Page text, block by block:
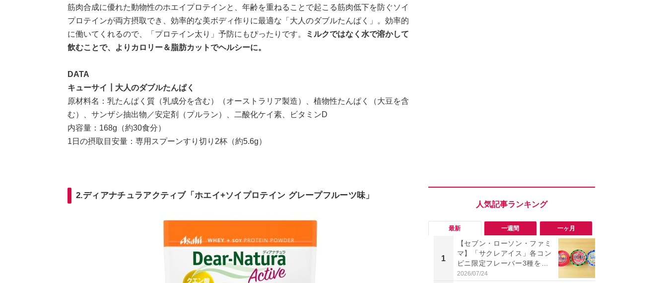
筋肉合成に優れた動物性のホエイプロテインと、年齢を重ねることで起こる筋肉低下を防ぐソイ
プロテインが両方摂取でき、効率的な美ボディ作りに最適な「大人のダブルたんぱく」。効率的
に働いてくれるので、「プロテイン太り」予防にもぴったりです。
ミルクではなく水で溶かして
飲むことで、よりカロリー＆脂肪カットでヘルシーに。
DATA
キューサイ┃大人のダブルたんぱく
原材料名：乳たんぱく質（乳成分を含む）（オーストラリア製造）、植物性たんぱく（大豆を含
む）、サンザシ抽出物／安定剤（プルラン）、二酸化ケイ素、ビタミンD
内容量：168g（約30食分）
1日の摂取目安量：専用スプーンすり切り2杯（約5.6g）
2.ディアナチュラアクティブ「ホエイ+ソイプロテイン グレープフルーツ味」
最新 一週間 一ヶ月
1
【セブン・ローソン・ファミ
マ】「サクレアイス」各コン
ビニ限定フレーバー3種を食
べ比べ！今夏買うべきは？
2026/07/24